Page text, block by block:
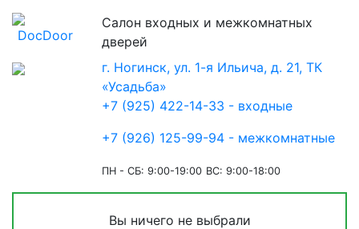
Салон входных и межкомнатных
дверей
г. Ногинск, ул. 1-я Ильича, д. 21, ТК
«Усадьба»
+7 (925) 422-14-33 - входные
+7 (926) 125-99-94 - межкомнатные
ПН - СБ: 9:00-19:00 ВС: 9:00-18:00
Вы ничего не выбрали